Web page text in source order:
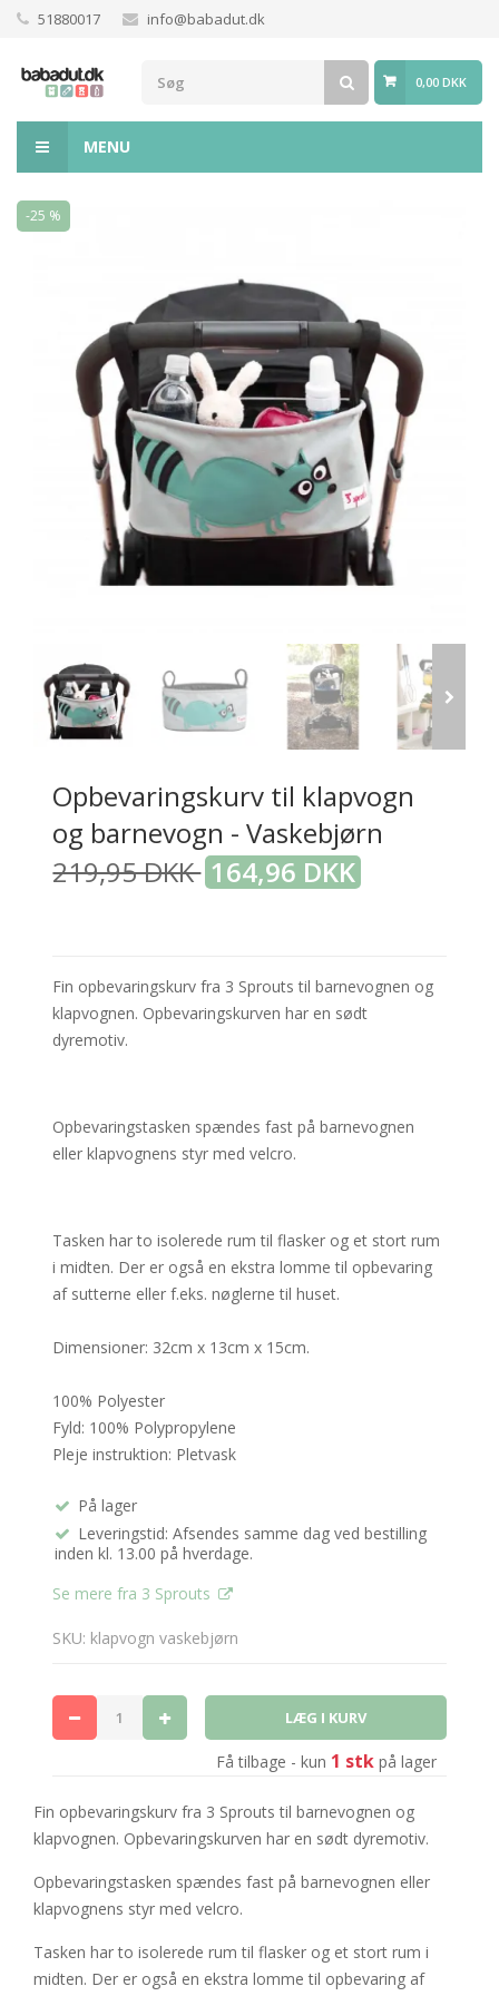
51880017 info@babadut.dk
0,00 DKK
MENU
-25 %
Opbevaringskurv til klapvogn
og barnevogn - Vaskebjørn
219,95 DKK 164,96 DKK
Fin opbevaringskurv fra 3 Sprouts til barnevognen og
klapvognen. Opbevaringskurven har en sødt
dyremotiv.
Opbevaringstasken spændes fast på barnevognen
eller klapvognens styr med velcro.
Tasken har to isolerede rum til flasker og et stort rum
i midten. Der er også en ekstra lomme til opbevaring
af sutterne eller f.eks. nøglerne til huset.
Dimensioner: 32cm x 13cm x 15cm.
100% Polyester
Fyld: 100% Polypropylene
Pleje instruktion: Pletvask
På lager
Leveringstid: Afsendes samme dag ved bestilling
inden kl. 13.00 på hverdage.
Se mere fra 3 Sprouts
SKU: klapvogn vaskebjørn
Få tilbage - kun 1 stkpå lager
Fin opbevaringskurv fra 3 Sprouts til barnevognen og
klapvognen. Opbevaringskurven har en sødt dyremotiv.
Opbevaringstasken spændes fast på barnevognen eller
klapvognens styr med velcro.
Tasken har to isolerede rum til flasker og et stort rum i
midten. Der er også en ekstra lomme til opbevaring af